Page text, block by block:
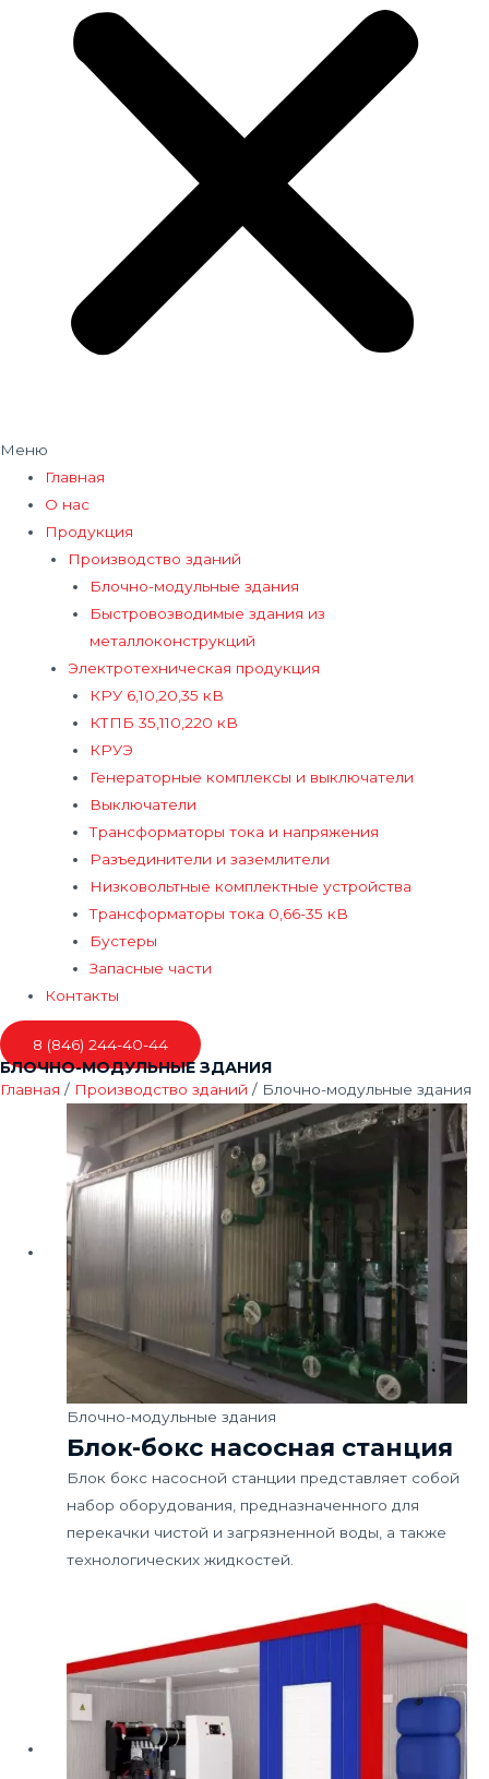
Меню
Главная
О нас
Продукция
Производство зданий
Блочно-модульные здания
Быстровозводимые здания из
металлоконструкций
Электротехническая продукция
КРУ 6,10,20,35 кВ
КТПБ 35,110,220 кВ
КРУЭ
Генераторные комплексы и выключатели
Выключатели
Трансформаторы тока и напряжения
Разъединители и заземлители
Низковольтные комплектные устройства
Трансформаторы тока 0,66-35 кВ
Бустеры
Запасные части
Контакты
8 (846) 244-40-44
БЛОЧНО-МОДУЛЬНЫЕ ЗДАНИЯ
Главная / Производство зданий / Блочно-модульные здания
Блочно-модульные здания
Блок-бокс насосная станция
Блок бокс насосной станции представляет собой
набор оборудования, предназначенного для
перекачки чистой и загрязненной воды, а также
технологических жидкостей.